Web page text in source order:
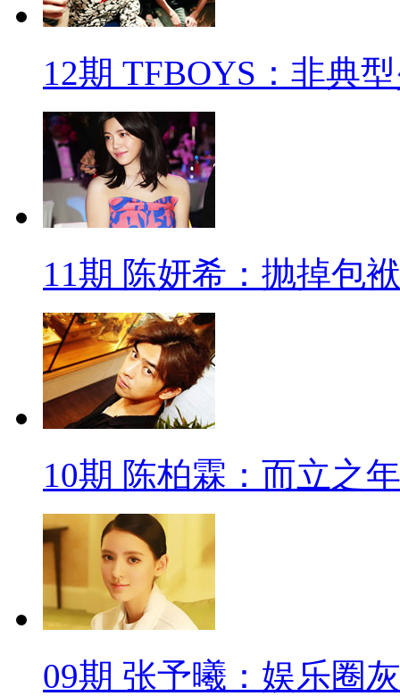
12期 TFBOYS：非典
11期 陈妍希：抛掉包
10期 陈柏霖：而立之
09期 张予曦：娱乐圈